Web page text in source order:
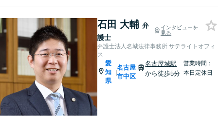
石田 大輔 弁
護士
インタビューを
見る
弁護士法人名城法律事務所 サテライトオフィ
ス
愛
知
県
|
名古屋
市中区
名古屋城駅
から徒歩5分
営業時間：
本日定休日